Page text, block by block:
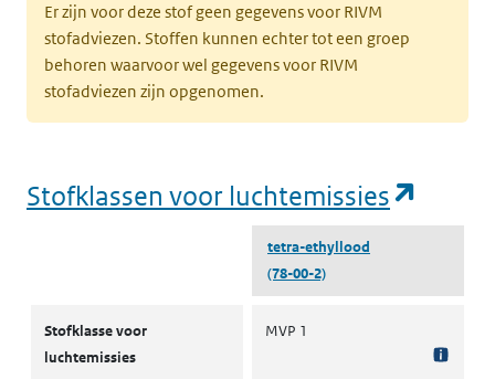
Er zijn voor deze stof geen gegevens voor RIVM
stofadviezen. Stoffen kunnen echter tot een groep
behoren waarvoor wel gegevens voor RIVM
stofadviezen zijn opgenomen.
Stofklassen voor luchtemissies
tetra-ethyllood
(78-00-2)
Stofklasse voor
luchtemissies
MVP 1